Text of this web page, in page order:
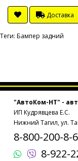
Доставка
Теги: Бампер задний
"АвтоКом-НТ" -
ИП Кудрявцева Е.С.
Нижний Тагил, ул.
8-800-200-8-
8-922-